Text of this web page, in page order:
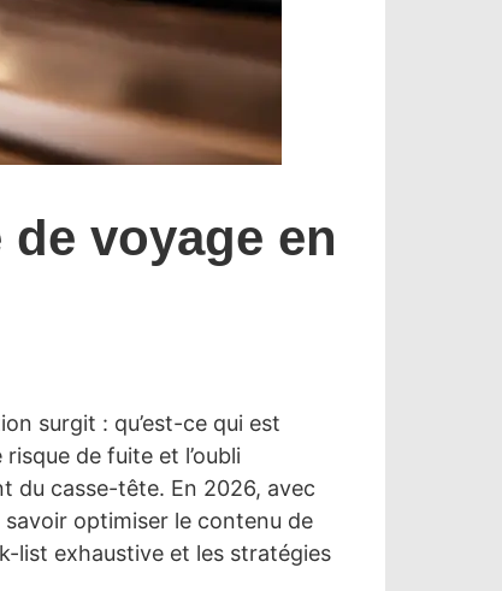
voyage en
surgit : qu’est-ce qui est
de fuite et l’oubli
du casse-tête. En 2026, avec
savoir optimiser le contenu de
list exhaustive et les stratégies